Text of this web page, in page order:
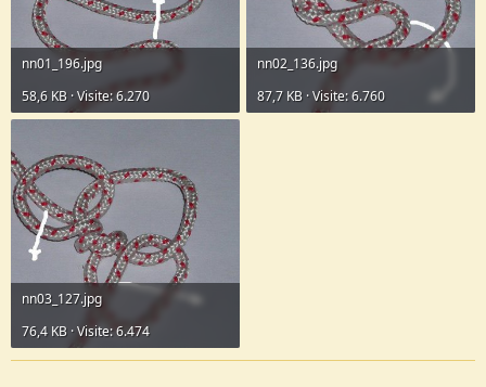
nn01_196.jpg
58,6 KB · Visite: 6.270
nn02_136.jpg
87,7 KB · Visite: 6.760
nn03_127.jpg
76,4 KB · Visite: 6.474